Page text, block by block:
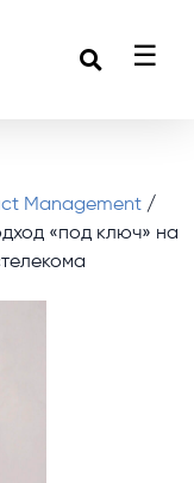
☰
Management /
«под ключ» на